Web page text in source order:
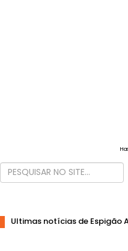
Ultimas notícias de Espigão